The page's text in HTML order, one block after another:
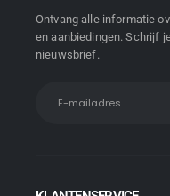
Ontvang alle informatie
en aanbiedingen. Schrijf
nieuwsbrief.